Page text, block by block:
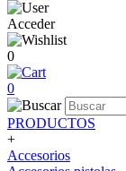
Acceder
0
0
PRODUCTOS
+
Accesorios